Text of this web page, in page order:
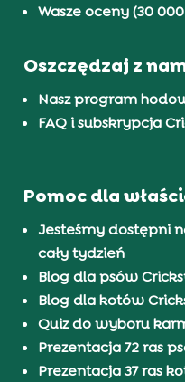
Wasze oceny (30
Oszczędzaj z
Nasz program
FAQ i subskrypcja
Pomoc dla
Jesteśmy dostępni
cały tydzień
Blog dla psów
Blog dla kotów
Quiz do wyboru
Prezentacja 72 ras
Prezentacja 37 ras